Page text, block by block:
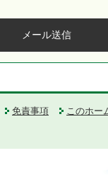
メール送信
免責事項
このホー